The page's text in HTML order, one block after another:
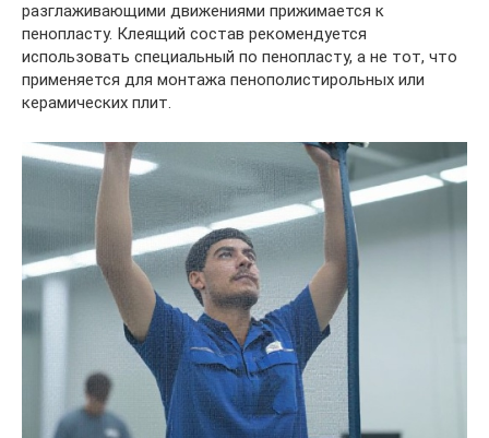
разглаживающими движениями прижимается к
пенопласту. Клеящий состав рекомендуется
использовать специальный по пенопласту, а не тот, что
применяется для монтажа пенополистирольных или
керамических плит.